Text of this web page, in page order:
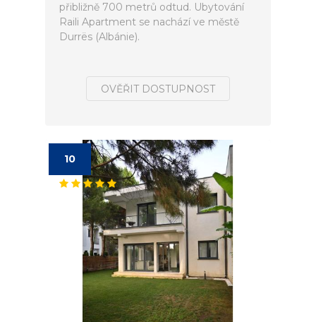
přibližně 700 metrů odtud. Ubytování
Raili Apartment se nachází ve městě
Durrës (Albánie).
OVĚŘIT DOSTUPNOST
10